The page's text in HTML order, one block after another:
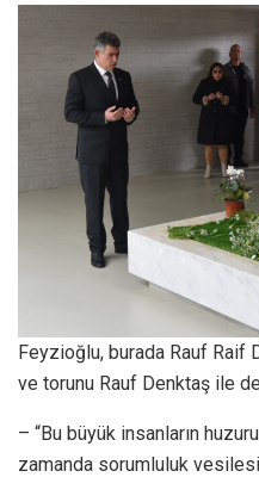
Feyzioğlu, burada Rauf Raif
ve torunu Rauf Denktaş ile
– “Bu büyük insanların
zamanda sorumluluk